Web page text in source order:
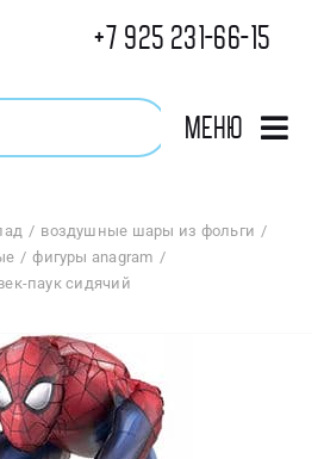
+7 925 231-66-15
Меню
воздушные шары из фольги
фигуры anagram
паук сидячий